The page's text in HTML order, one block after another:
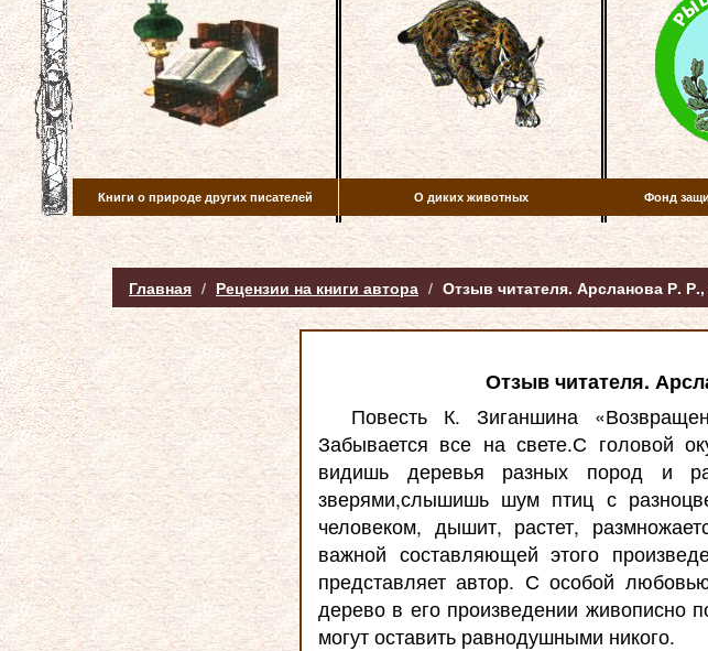
Книги о природе других писателей О диких животных Фонд
Главная Рецензии на книги автора Отзыв читателя. Арсланова Р.
Отзыв читателя.
Повесть К. Зиганшина
Забывается все на свете.С головой
видишь деревья разных пород и
зверями,слышишь шум птиц с
человеком, дышит, растет,
важной составляющей этого
представляет автор. С особой
дерево в его произведении живописно
могут оставить равнодушными никого.